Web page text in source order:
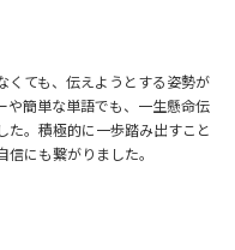
くても、伝えようとする姿勢が
や簡単な単語でも、一生懸命伝
た。積極的に一歩踏み出すこと
にも繋がりました。